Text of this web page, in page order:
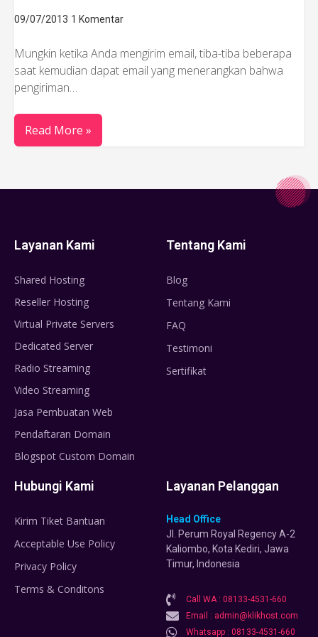
09/07/2013 1 Komentar
Mungkin ketika Anda mengirim email, tiba-tiba beberapa
saat kemudian dapat email yang menerangkan bahwa
pengiriman…
Read More »
Layanan Kami
Shared Hosting
Reseller Hosting
Virtual Private Servers
Dedicated Server
Radio Streaming
Video Streaming
Jasa Pembuatan Web
Pendaftaran Domain
Blogspot Custom Domain
Tentang Kami
Blog
Tentang Kami
FAQ
Testimoni
Sertifikat
Hubungi Kami
Kirim Tiket Bantuan
Acceptable Use Policy
Privacy Policy
Terms & Conditons
Layanan Pelanggan
Head Office
Jl. Perum Royal Regency A-2
Kaliombo, Kota Kediri, Jawa
Timur, Indonesia
Call WA : 08133-4531-660
Email : admin@klikhost.com
Whatsapp : 08133-4531-660